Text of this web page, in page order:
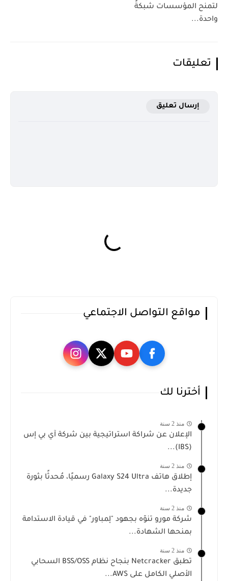
لتمنح المؤسسات شبكةً
واحدة...
تعليقات
إرسال تعليق
مواقع التواصل الاجتماعي
أخترنا لك
منذ 2 سنة
الإعلان عن شراكة استراتيجية بين شركة آي بي إس
(IBS)...
منذ 2 سنة
إطلاق هاتف Galaxy S24 Ultra رسميًا، مُحدثًا بثورة
جديدة...
منذ 2 سنة
شركة‌‌ ‌‌مورو ‌‌تنوّه‌‌ بجهود ‌‌"‌‌إ‍‍مباور‌‌" في قيادة الاستدامة
بمنحها الشهادة...
منذ 2 سنة
تطبق Netcracker بنجاح نظام BSS/OSS السحابي
الأصلي الكامل على AWS...